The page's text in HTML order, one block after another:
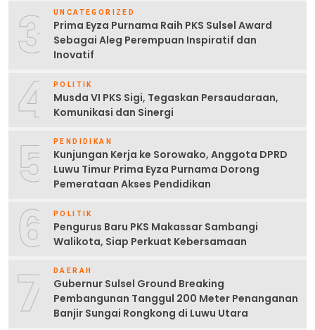
3 UNCATEGORIZED
Prima Eyza Purnama Raih PKS Sulsel Award
Sebagai Aleg Perempuan Inspiratif dan
Inovatif
4 POLITIK
Musda VI PKS Sigi, Tegaskan Persaudaraan,
Komunikasi dan Sinergi
5 PENDIDIKAN
Kunjungan Kerja ke Sorowako, Anggota DPRD
Luwu Timur Prima Eyza Purnama Dorong
Pemerataan Akses Pendidikan
6 POLITIK
Pengurus Baru PKS Makassar Sambangi
Walikota, Siap Perkuat Kebersamaan
7 DAERAH
Gubernur Sulsel Ground Breaking
Pembangunan Tanggul 200 Meter Penanganan
Banjir Sungai Rongkong di Luwu Utara